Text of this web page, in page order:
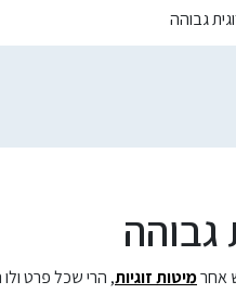
גבוהה
גבוהה
אחרמיטות זוגיות, הרי שכל פרט